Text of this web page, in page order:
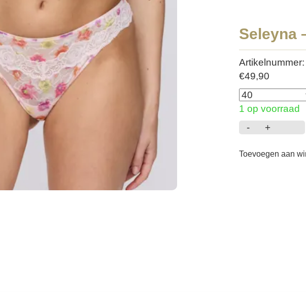
Seleyna
€49,90
1 op voorraad
-
Seleyna
String
+
Toevoegen aan